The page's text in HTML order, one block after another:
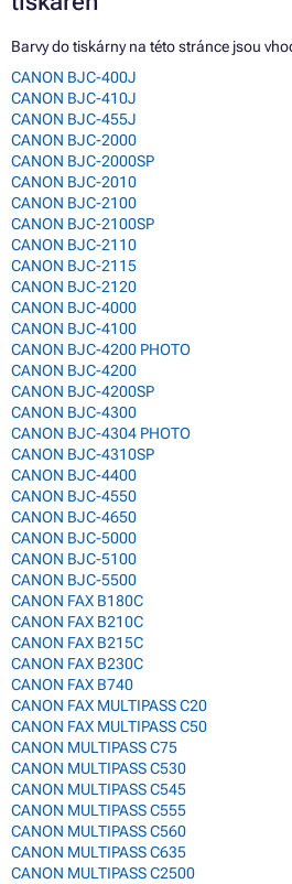
Barvy do tiskárny na této stránce jsou
CANON BJC-400J
CANON BJC-410J
CANON BJC-455J
CANON BJC-2000
CANON BJC-2000SP
CANON BJC-2010
CANON BJC-2100
CANON BJC-2100SP
CANON BJC-2110
CANON BJC-2115
CANON BJC-2120
CANON BJC-4000
CANON BJC-4100
CANON BJC-4200 PHOTO
CANON BJC-4200
CANON BJC-4200SP
CANON BJC-4300
CANON BJC-4304 PHOTO
CANON BJC-4310SP
CANON BJC-4400
CANON BJC-4550
CANON BJC-4650
CANON BJC-5000
CANON BJC-5100
CANON BJC-5500
CANON FAX B180C
CANON FAX B210C
CANON FAX B215C
CANON FAX B230C
CANON FAX B740
CANON FAX MULTIPASS C20
CANON FAX MULTIPASS C50
CANON MULTIPASS C75
CANON MULTIPASS C530
CANON MULTIPASS C545
CANON MULTIPASS C555
CANON MULTIPASS C560
CANON MULTIPASS C635
CANON MULTIPASS C2500